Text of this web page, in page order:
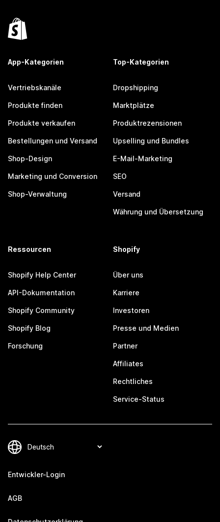
App-Kategorien
Vertriebskanäle
Produkte finden
Produkte verkaufen
Bestellungen und Versand
Shop-Design
Marketing und Conversion
Shop-Verwaltung
Top-Kategorien
Dropshipping
Marktplätze
Produktrezensionen
Upselling und Bundles
E-Mail-Marketing
SEO
Versand
Währung und Übersetzung
Ressourcen
Shopify Help Center
API-Dokumentation
Shopify Community
Shopify Blog
Forschung
Shopify
Über uns
Karriere
Investoren
Presse und Medien
Partner
Affiliates
Rechtliches
Service-Status
Entwickler-Login
AGB